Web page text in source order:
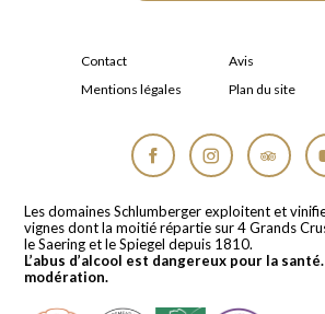
Contact
Avis
Mentions légales
Plan du site
Les domaines Schlumberger exploitent et
vignes dont la moitié répartie sur 4 Grands
le Saering et le Spiegel depuis 1810.
L’abus d’alcool est dangereux pour la
modération.